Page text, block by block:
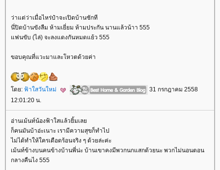
ว่าแต่ว่าเมื่อไหร่ป๋าจะเปิดบ้านซักที
นี่ปิดบ้านขังลืม ห้ามเยี่ยม ห้ามประกัน นานแล้วน้าา 555
ฟนขับ (ไล่) จะลงแดงกันหมดแย้ว 555
ขอบคุณที่แวะมาและโหวตด้วยค่า
ดย: ฟ้าใสวันใหม่
31 กรกฎาคม 2558
12:01:20 น.
อ่านเม้นท์น้องฟ้าใสแล้วยิ้มเล
ก็คนมันบ้าอ่ะเนาะ เรามีความสุขก็ทำไป
ไม่ได้ทำให้ใครเดือดร้อนจริง ๆ ด้วยล่ะค่ะ
เม้นท์ข้างบนคนข้างบ้านพี่น่ะ บ้านเขาคงมีพวกนกแสกด้วยนะ พวกไม่นอนตอน
กลางคืนไง 555